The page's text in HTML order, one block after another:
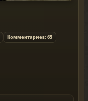
Комментариев: 65